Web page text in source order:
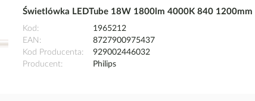
Świetlówka LEDTube 18W 1800lm 4000K 840
Kod
1965212
EAN
8727900975437
Kod Producenta
929002446032
Producent
Philips